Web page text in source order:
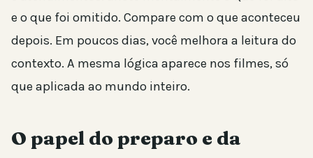
e o que foi omitido. Compare com o que aconteceu
depois. Em poucos dias, você melhora a leitura do
contexto. A mesma lógica aparece nos filmes, só
que aplicada ao mundo inteiro.
O papel do preparo e da